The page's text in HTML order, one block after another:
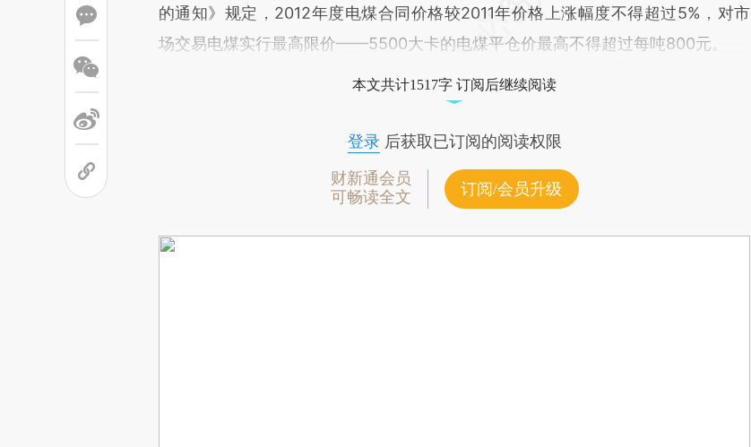
的通知》规定，2012年度电煤合同价格较2011年价格上涨幅度不得超过5%，对市
场交易电煤实行最高限价——5500大卡的电煤平仓价最高不得超过每吨800元。
本文共计1517字 订阅后继续阅读
登录后获取已订阅的阅读权限
财新通会员
可畅读全文
订阅/会员升级